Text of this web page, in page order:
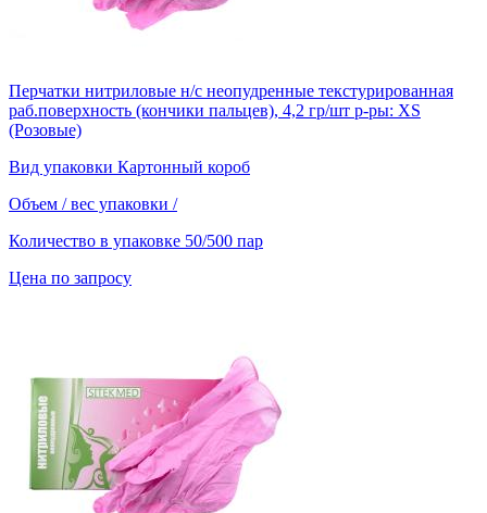
Перчатки нитриловые н/с неопудренные текстурированная
раб.поверхность (кончики пальцев), 4,2 гр/шт р-ры: XS
(Розовые)
Вид упаковки Картонный короб
Объем / вес упаковки /
Количество в упаковке 50/500 пар
Цена по запросу